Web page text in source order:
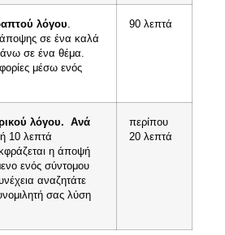
λόγου.
σε ένα καλά
σε ένα θέμα.
μέσω ενός
90 λεπτά
λόγου.
Ανά
10 λεπτά
η άποψή
ενός σύντομου
αναζητάτε
σας λύση
περίπου
20 λεπτά